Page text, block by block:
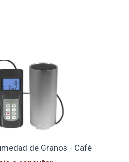
de Granos - Café